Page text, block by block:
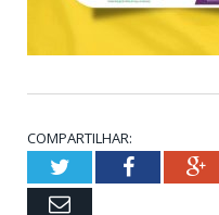
COMPARTILHAR:
TwitterFacebook
Email